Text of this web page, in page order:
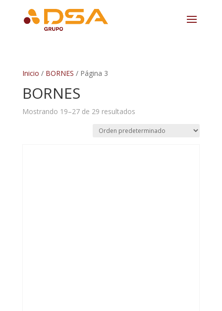
Inicio / BORNES / Página 3
BORNES
Mostrando 19–27 de 29 resultados